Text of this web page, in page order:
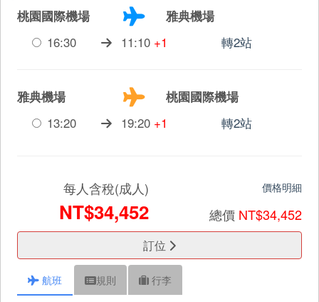
桃園國際機場
雅典機場
16:30
11:10 +1 轉2站
雅典機場
桃園國際機場
13:20
19:20 +1 轉2站
每人含稅(成人)
NT$34,452
價格明細
總價 NT$34,452
訂位
航班 規則 行李